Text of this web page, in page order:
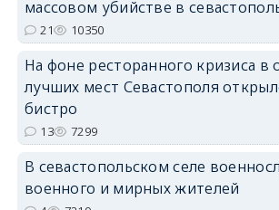
массовом убийстве в
21 10350
На фоне ресторанного кризиса в
лучших мест Севастополя
бистро
13 7299
В севастопольском селе
военного и мирных жителей